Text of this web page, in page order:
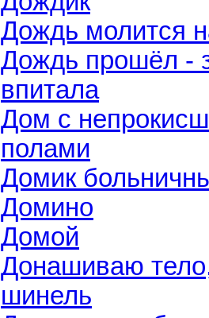
Дождь молится
Дождь прошёл -
впитала
Дом с
полами
Домик
Домино
Домой
Донашиваю
шинель